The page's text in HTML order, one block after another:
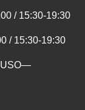
/ 15:30-19:30
/ 15:30-19:30